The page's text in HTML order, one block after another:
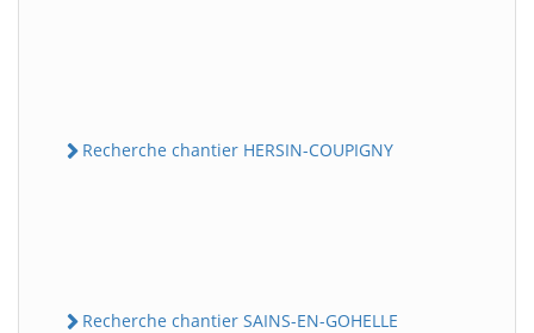
Recherche chantier HERSIN-COUPIGNY
Recherche chantier SAINS-EN-GOHELLE